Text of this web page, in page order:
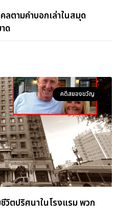
ลตามคำบอกเล่าในสมุด
ด
คดีสยองขวัญ